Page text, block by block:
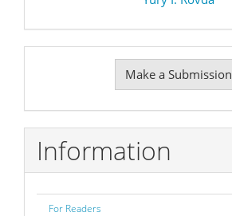
Submission
Make a Submission
Information
For Readers